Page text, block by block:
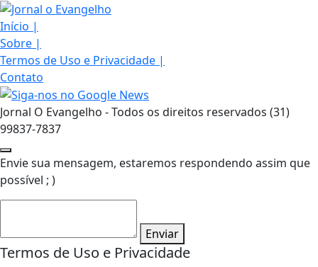
Início |
Sobre |
Termos de Uso e Privacidade |
Contato
Jornal O Evangelho - Todos os direitos reservados (31)
99837-7837
Envie sua mensagem, estaremos respondendo assim que
possível ; )
Enviar
Termos de Uso e Privacidade